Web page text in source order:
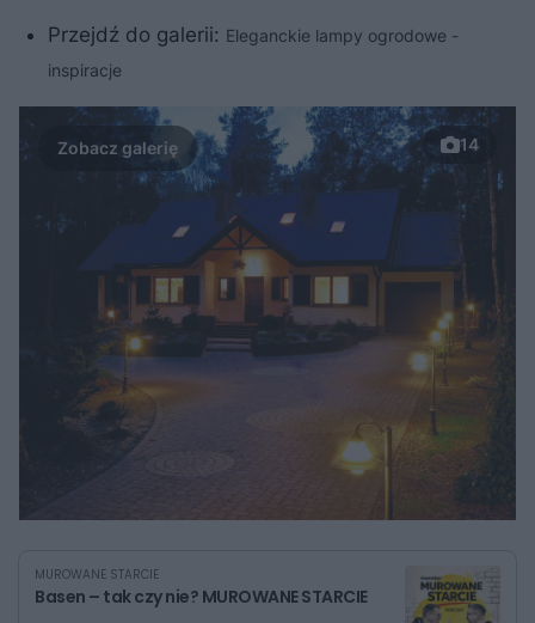
Przejdź do galerii: Eleganckie lampy ogrodowe -
inspiracje
14
MUROWANE STARCIE
Basen – tak czy nie? MUROWANE STARCIE